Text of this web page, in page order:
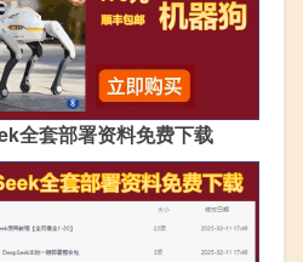
全套部署资料免费下载